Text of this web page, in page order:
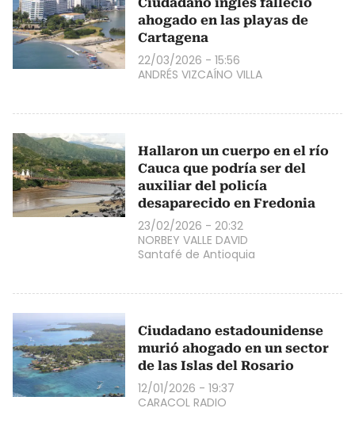
ahogado en las playas de
Cartagena
22/03/2026 - 15:56
ANDRÉS VIZCAÍNO VILLA
Hallaron un cuerpo en el río
Cauca que podría ser del
auxiliar del policía
desaparecido en Fredonia
23/02/2026 - 20:32
NORBEY VALLE DAVID
Santafé de Antioquia
Ciudadano estadounidense
murió ahogado en un sector
de las Islas del Rosario
12/01/2026 - 19:37
CARACOL RADIO